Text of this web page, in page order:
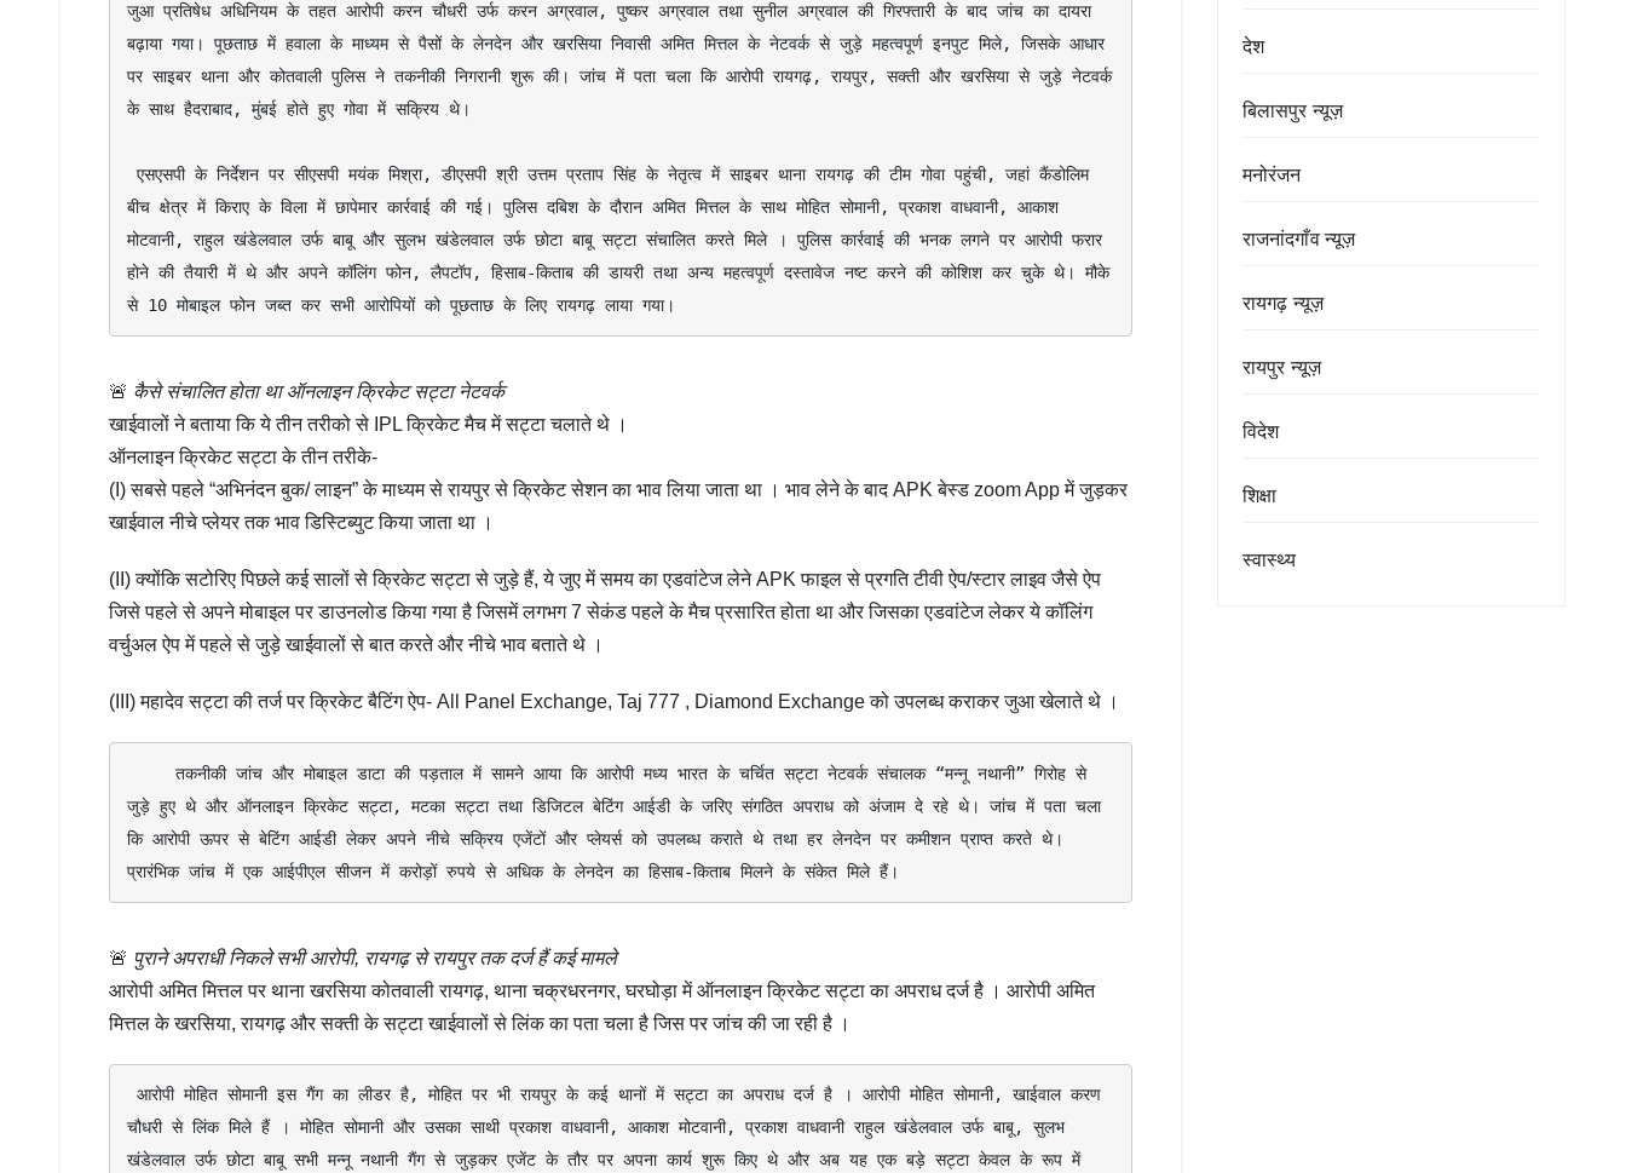
जुआ प्रतिषेध अधिनियम के तहत आरोपी करन चौधरी उर्फ करन अग्रवाल, पुष्कर अग्रवाल तथा सुनील अग्रवाल की गिरफ्तारी के बाद जांच का दायरा
बढ़ाया गया। पूछताछ में हवाला के माध्यम से पैसों के लेनदेन और खरसिया निवासी अमित मित्तल के नेटवर्क से जुड़े महत्वपूर्ण इनपुट मिले, जिसके आधार
पर साइबर थाना और कोतवाली पुलिस ने तकनीकी निगरानी शुरू की। जांच में पता चला कि आरोपी रायगढ़, रायपुर, सक्ती और खरसिया से जुड़े नेटवर्क
के साथ हैदराबाद, मुंबई होते हुए गोवा में सक्रिय थे।
बीच क्षेत्र में किराए के विला में छापेमार कार्रवाई की गई। पुलिस दबिश के दौरान अमित मित्तल के साथ मोहित सोमानी, प्रकाश वाधवानी, आकाश
मोटवानी, राहुल खंडेलवाल उर्फ बाबू और सुलभ खंडेलवाल उर्फ छोटा बाबू सट्टा संचालित करते मिले । पुलिस कार्रवाई की भनक लगने पर आरोपी फरार
होने की तैयारी में थे और अपने कॉलिंग फोन, लैपटॉप, हिसाब-किताब की डायरी तथा अन्य महत्वपूर्ण दस्तावेज नष्ट करने की कोशिश कर चुके थे। मौके
से 10 मोबाइल फोन जब्त कर सभी आरोपियों को पूछताछ के लिए रायगढ़ लाया गया।
🚨 कैसे संचालित होता था ऑनलाइन क्रिकेट सट्टा नेटवर्क
खाईवालों ने बताया कि ये तीन तरीको से IPL क्रिकेट मैच में सट्टा चलाते थे ।
ऑनलाइन क्रिकेट सट्टा के तीन तरीके-
(I) सबसे पहले “अभिनंदन बुक/ लाइन” के माध्यम से रायपुर से क्रिकेट सेशन का भाव लिया जाता था । भाव लेने के बाद APK बेस्ड zoom App में जुड़कर
खाईवाल नीचे प्लेयर तक भाव डिस्टिब्युट किया जाता था ।
(II) क्योंकि सटोरिए पिछले कई सालों से क्रिकेट सट्टा से जुड़े हैं, ये जुए में समय का एडवांटेज लेने APK फाइल से प्रगति टीवी ऐप/स्टार लाइव जैसे ऐप
जिसे पहले से अपने मोबाइल पर डाउनलोड किया गया है जिसमें लगभग 7 सेकंड पहले के मैच प्रसारित होता था और जिसका एडवांटेज लेकर ये कॉलिंग
वर्चुअल ऐप में पहले से जुड़े खाईवालों से बात करते और नीचे भाव बताते थे ।
(III) महादेव सट्टा की तर्ज पर क्रिकेट बैटिंग ऐप- All Panel Exchange, Taj 777 , Diamond Exchange को उपलब्ध कराकर जुआ खेलाते थे ।
जुड़े हुए थे और ऑनलाइन क्रिकेट सट्टा, मटका सट्टा तथा डिजिटल बेटिंग आईडी के जरिए संगठित अपराध को अंजाम दे रहे थे। जांच में पता चला
कि आरोपी ऊपर से बेटिंग आईडी लेकर अपने नीचे सक्रिय एजेंटों और प्लेयर्स को उपलब्ध कराते थे तथा हर लेनदेन पर कमीशन प्राप्त करते थे।
प्रारंभिक जांच में एक आईपीएल सीजन में करोड़ों रुपये से अधिक के लेनदेन का हिसाब-किताब मिलने के संकेत मिले हैं।
🚨 पुराने अपराधी निकले सभी आरोपी, रायगढ़ से रायपुर तक दर्ज हैं कई मामले
आरोपी अमित मित्तल पर थाना खरसिया कोतवाली रायगढ़, थाना चक्रधरनगर, घरघोड़ा में ऑनलाइन क्रिकेट सट्टा का अपराध दर्ज है । आरोपी अमित
मित्तल के खरसिया, रायगढ़ और सक्ती के सट्टा खाईवालों से लिंक का पता चला है जिस पर जांच की जा रही है ।
चौधरी से लिंक मिले हैं । मोहित सोमानी और उसका साथी प्रकाश वाधवानी, आकाश मोटवानी, प्रकाश वाधवानी राहुल खंडेलवाल उर्फ बाबू, सुलभ
खंडेलवाल उर्फ छोटा बाबू सभी मन्नू नथानी गैंग से जुड़कर एजेंट के तौर पर अपना कार्य शुरू किए थे और अब यह एक बड़े सट्टा केवल के रूप में
देश
बिलासपुर न्यूज़
मनोरंजन
राजनांदगाँव न्यूज़
रायगढ़ न्यूज़
रायपुर न्यूज़
विदेश
शिक्षा
स्वास्थ्य